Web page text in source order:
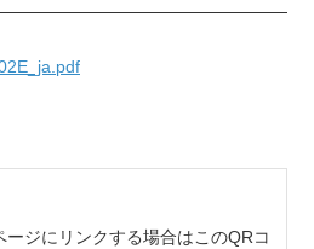
ージにリンクする場合はこのQRコ